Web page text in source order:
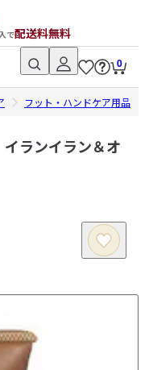
で配送料無料
0
フット・ハンドケア用品
ランイラン＆オ